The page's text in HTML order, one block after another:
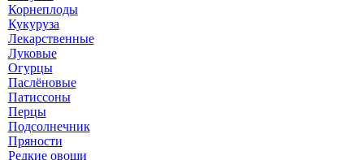
Корнеплоды
Кукуруза
Лекарственные
Луковые
Огурцы
Паслёновые
Патиссоны
Перцы
Подсолнечник
Пряности
Редкие овощи